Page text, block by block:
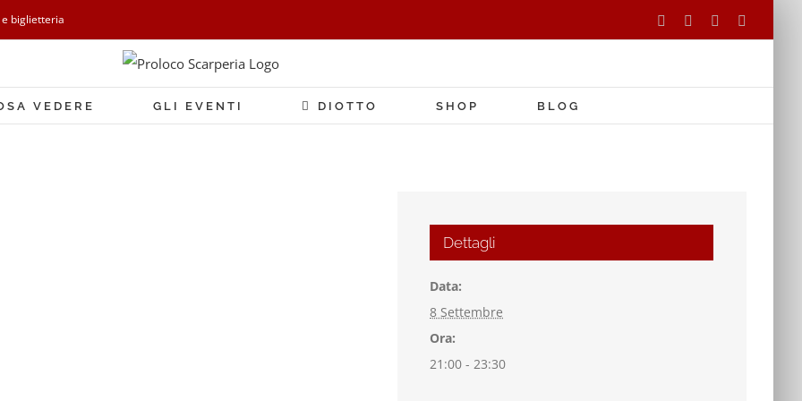
biglietteria FacebookInstagramTripadvisor
VEDERE GLI EVENTI DIOTTO SHOP BLOG
Dettagli
Data:
8 Settembre
Ora:
21:00 - 23:30